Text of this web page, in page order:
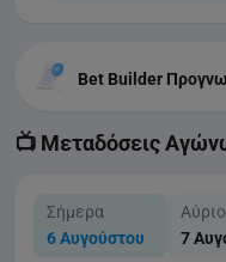
Bet Builder
📺 Μεταδόσεις
Σήμερα
6 Αυγούστου
Αύριο
7